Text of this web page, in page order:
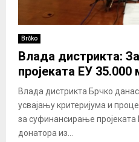
Brčko
Влада дистрикта:
пројеката ЕУ 35.000
Влада дистрикта Брчко
усвајању критеријума и
за суфинансирање пројеката
донатора из...